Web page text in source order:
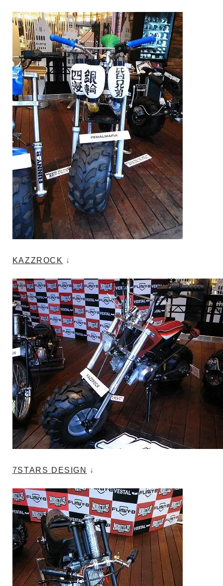
KAZZROCK ↓
7STARS DESIGN ↓